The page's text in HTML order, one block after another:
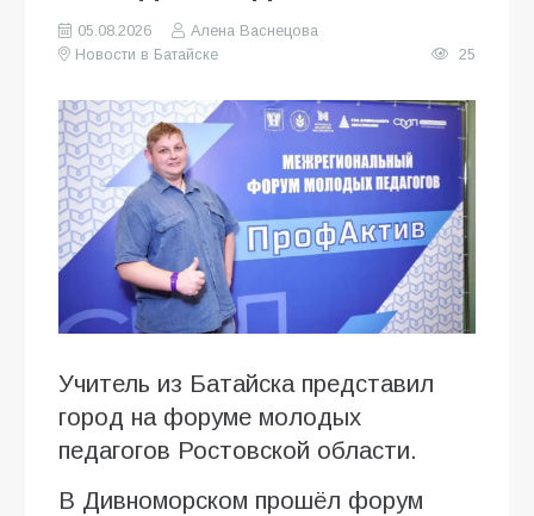
05.08.2026
Алена Васнецова
Новости в Батайске
25
Учитель из Батайска представил
город на форуме молодых
педагогов Ростовской области.
В Дивноморском прошёл форум